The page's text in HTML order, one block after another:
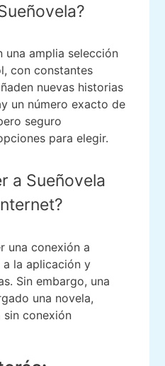
una amplia selección
con constantes
nuevas historias
un número exacto de
seguro
para elegir.
a Sueñovela
una conexión a
la aplicación y
Sin embargo, una
una novela,
sin conexión